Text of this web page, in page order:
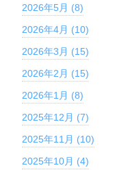
2026年5月 (8)
2026年4月 (10)
2026年3月 (15)
2026年2月 (15)
2026年1月 (8)
2025年12月 (7)
2025年11月 (10)
2025年10月 (4)